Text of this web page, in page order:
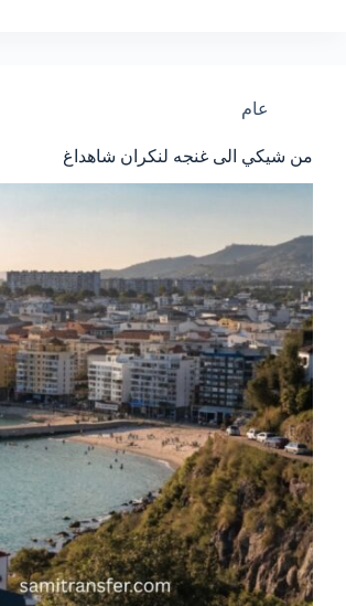
عام
من شيكي الى غنجه لنكران شاهداغ